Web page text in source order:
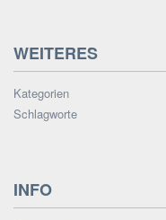
WEITERES
Kategorien
Schlagworte
INFO